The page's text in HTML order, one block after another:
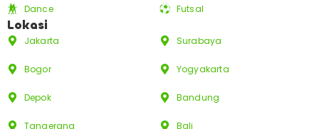
Dance Futsal
Lokasi
Jakarta
Bogor
Depok
Tangerang
Surabaya
Yogyakarta
Bandung
Bali